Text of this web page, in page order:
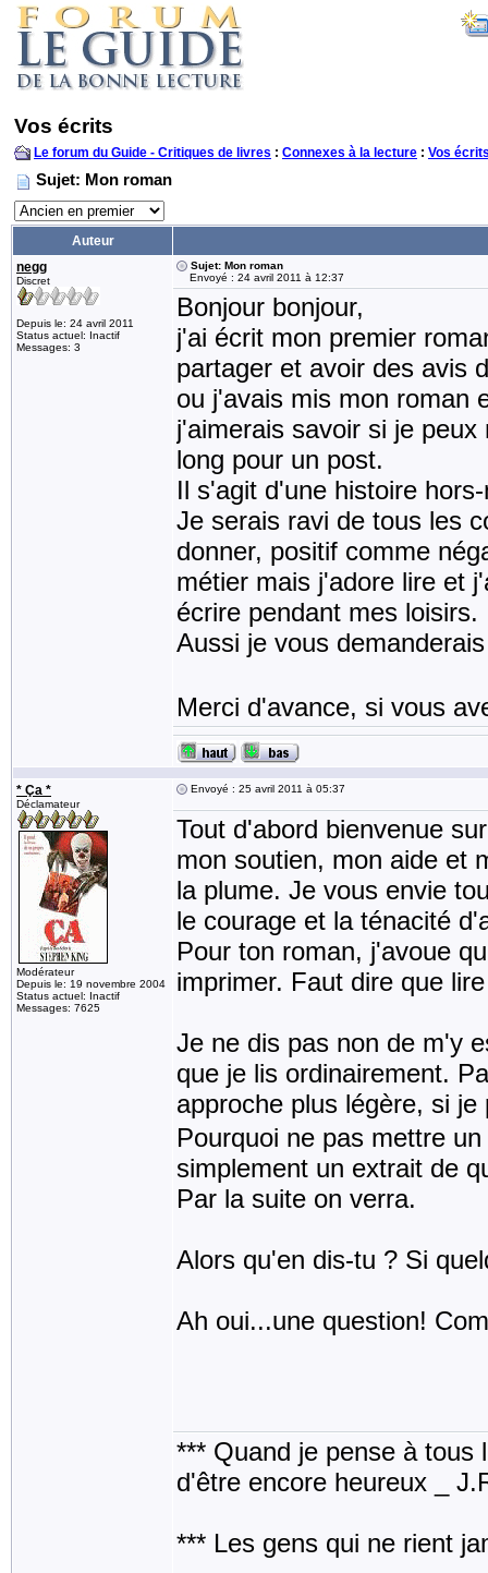
Vos écrits
Le forum du Guide - Critiques de livres : Connexes à la lecture : Vos
Sujet: Mon roman
Auteur
negg
Discret
Depuis le: 24 avril 2011
Status actuel: Inactif
Messages: 3
Sujet: Mon roman
Envoyé : 24 avril 2011 à 12:37
Bonjour bonjour,
j'ai écrit mon premier
partager et avoir des avis
ou j'avais mis mon roman
j'aimerais savoir si je
long pour un post.
Il s'agit d'une histoire
Je serais ravi de tous les
donner, positif comme
métier mais j'adore lire et
écrire pendant mes loisirs.
Aussi je vous
Merci d'avance, si vous
* Ça *
Déclamateur
Modérateur
Depuis le: 19 novembre 2004
Status actuel: Inactif
Messages: 7625
Envoyé : 25 avril 2011 à 05:37
Tout d'abord bienvenue
mon soutien, mon aide et
la plume. Je vous envie
le courage et la ténacité
Pour ton roman, j'avoue
imprimer. Faut dire que
Je ne dis pas non de m'y
que je lis ordinairement.
approche plus légère, si
Pourquoi ne pas mettre
simplement un extrait de
Par la suite on verra.
Alors qu'en dis-tu ? Si
Ah oui...une question!
*** Quand je pense à tous
d'être encore heureux _
*** Les gens qui ne rient